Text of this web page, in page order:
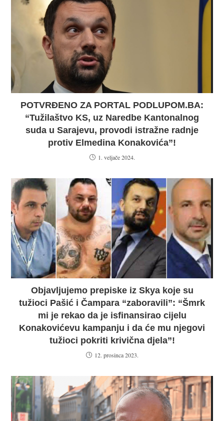
POTVRĐENO ZA PORTAL PODLUPOM.BA:
“Tužilaštvo KS, uz Naredbe Kantonalnog
suda u Sarajevu, provodi istražne radnje
protiv Elmedina Konakovića”!
1. veljače 2024.
Objavljujemo prepiske iz Skya koje su
tužioci Pašić i Čampara “zaboravili”: “Šmrk
mi je rekao da je isfinansirao cijelu
Konakovićevu kampanju i da će mu njegovi
tužioci pokriti krivična djela”!
12. prosinca 2023.